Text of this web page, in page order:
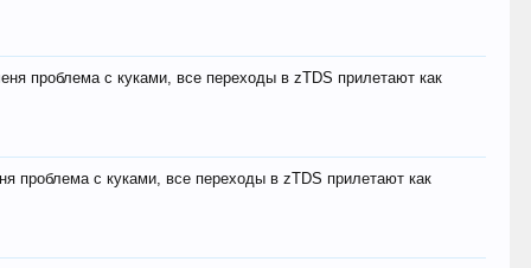
проблема с куками, все переходы в zTDS прилетают как
проблема с куками, все переходы в zTDS прилетают как